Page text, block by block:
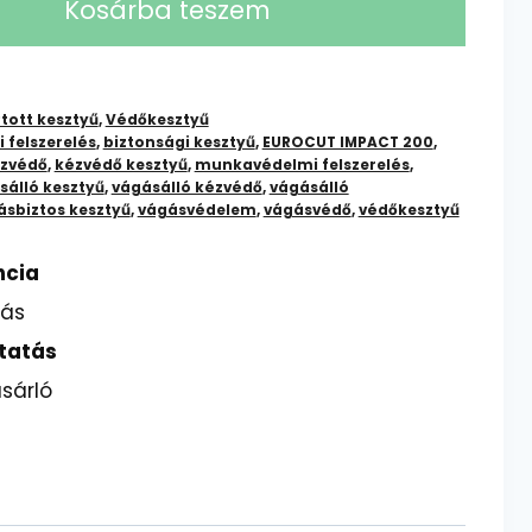
Kosárba teszem
kesztyű,Védőkesztyű
felszerelés, biztonsági kesztyű, EUROCUT IMPACT 200,
, kézvédő kesztyű, munkavédelmi felszerelés,
kesztyű,vágásálló kézvédő,vágásálló
kesztyű,vágásvédelem,vágásvédő,védőkesztyű